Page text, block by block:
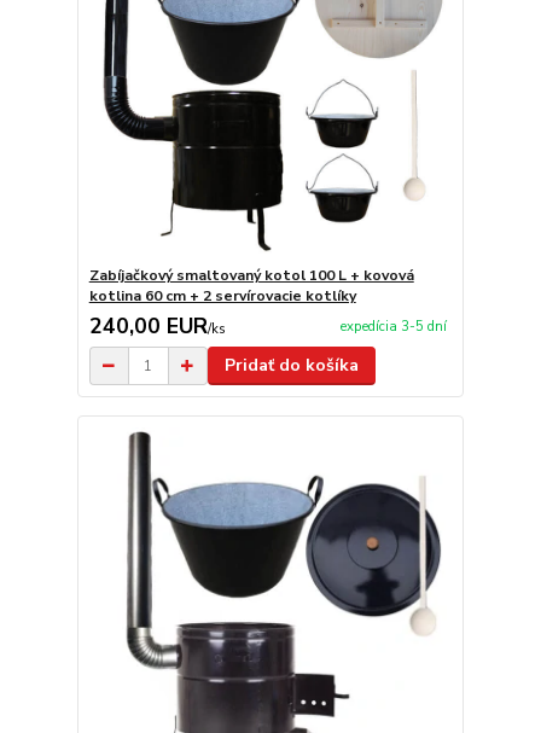
Zabíjačkový smaltovaný kotol 100 L + kovová
kotlina 60 cm + 2 servírovacie kotlíky
240,00 EUR/ks expedícia 3-5 dní
Pridať do košíka